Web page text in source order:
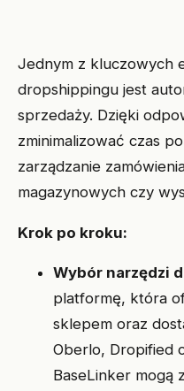
Jednym z kluczowych
dropshippingu jest
sprzedaży. Dzięki
zminimalizować czas
zarządzanie
magazynowych czy
Krok po kroku:
Wybór narzędzi
platformę, która
sklepem oraz
Oberlo, Dropified
BaseLinker mogą